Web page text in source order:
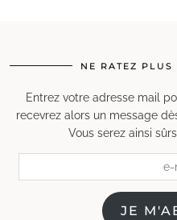
NE RATEZ
Entrez votre adresse mail
recevrez alors un message
Vous serez ainsi
mail
JE